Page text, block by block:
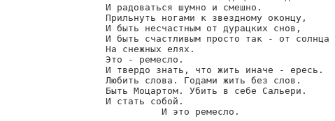
И радоваться шумно и смешно.
Прильнуть ногами к звездному оконцу,
И быть несчастным от дурацких снов,
И быть счастливым просто так - от солнца
На снежных елях.
Это - ремесло.
И твердо знать, что жить иначе - ересь.
Любить слова. Годами жить без слов.
Быть Моцартом. Убить в себе Сальери.
И стать собой.
          И это ремесло.